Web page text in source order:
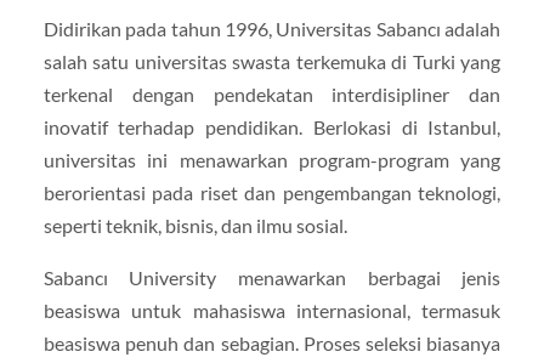
Didirikan pada tahun 1996, Universitas Sabancı adalah
salah satu universitas swasta terkemuka di Turki yang
terkenal dengan pendekatan interdisipliner dan
inovatif terhadap pendidikan. Berlokasi di Istanbul,
universitas ini menawarkan program-program yang
berorientasi pada riset dan pengembangan teknologi,
seperti teknik, bisnis, dan ilmu sosial.
Sabancı University menawarkan berbagai jenis
beasiswa untuk mahasiswa internasional, termasuk
beasiswa penuh dan sebagian. Proses seleksi biasanya